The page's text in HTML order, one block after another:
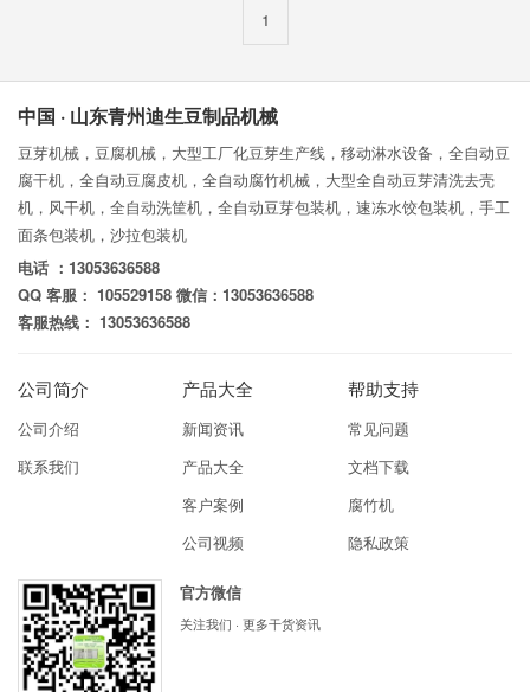
1
中国 · 山东青州迪生豆制品机械
豆芽机械，豆腐机械，大型工厂化豆芽生产线，移动淋水设备，全自动豆
腐干机，全自动豆腐皮机，全自动腐竹机械，大型全自动豆芽清洗去壳
机，风干机，全自动洗筐机，全自动豆芽包装机，速冻水饺包装机，手工
面条包装机，沙拉包装机
电话 ：13053636588
QQ 客服： 105529158 微信：13053636588
客服热线： 13053636588
公司简介
公司介绍
联系我们
产品大全
新闻资讯
产品大全
客户案例
公司视频
帮助支持
常见问题
文档下载
腐竹机
隐私政策
官方微信
关注我们 · 更多干货资讯